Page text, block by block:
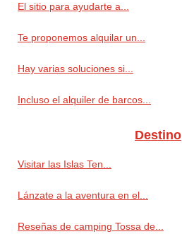
El sitio para ayudarte a...
Te proponemos alquilar un...
Hay varias soluciones si...
Incluso el alquiler de barcos...
Destino
Visitar las Islas Ten...
Lánzate a la aventura en el...
Reseñas de camping Tossa de...